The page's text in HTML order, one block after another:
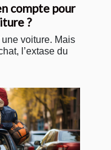
compte pour
?
voiture. Mais
l’extase du